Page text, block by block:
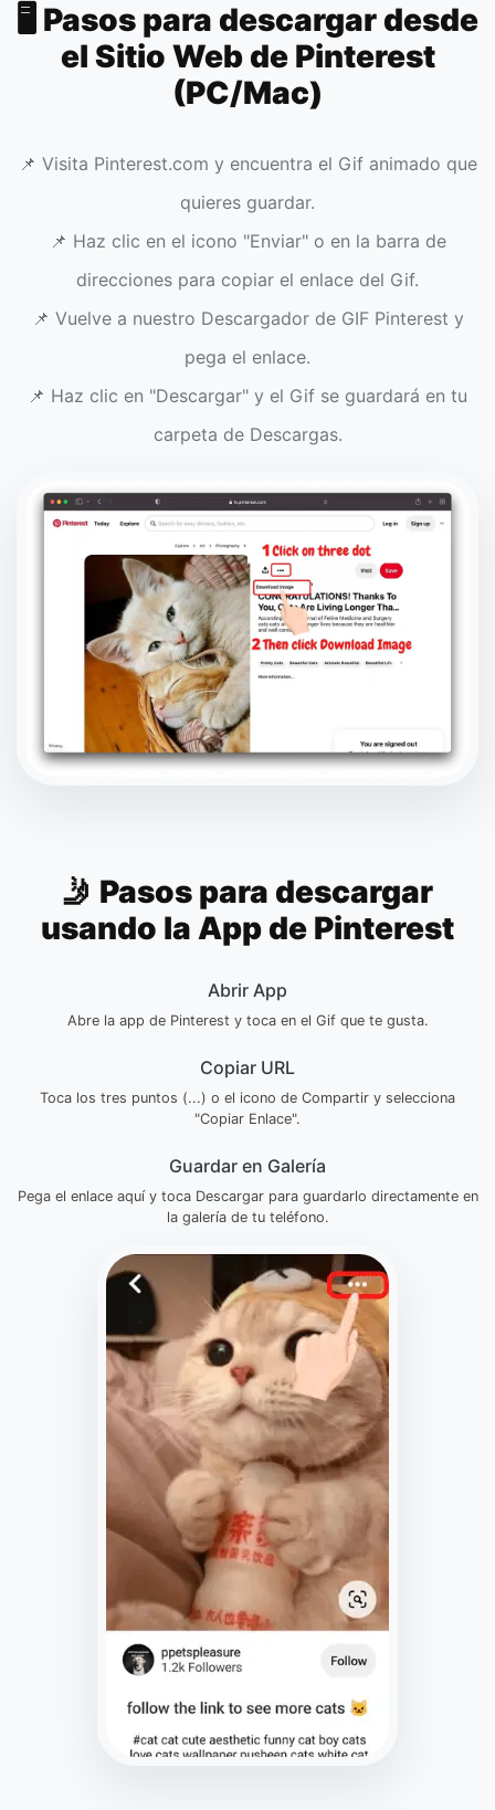
🖥️ Pasos para descargar desde
el Sitio Web de Pinterest
(PC/Mac)
📌 Visita Pinterest.com y encuentra el Gif animado que
quieres guardar.
📌 Haz clic en el icono "Enviar" o en la barra de
direcciones para copiar el enlace del Gif.
📌 Vuelve a nuestro Descargador de GIF Pinterest y
pega el enlace.
📌 Haz clic en "Descargar" y el Gif se guardará en tu
carpeta de Descargas.
🤳 Pasos para descargar
usando la App de Pinterest
Abrir App
Abre la app de Pinterest y toca en el Gif que te gusta.
Copiar URL
Toca los tres puntos (...) o el icono de Compartir y selecciona
"Copiar Enlace".
Guardar en Galería
Pega el enlace aquí y toca Descargar para guardarlo directamente en
la galería de tu teléfono.